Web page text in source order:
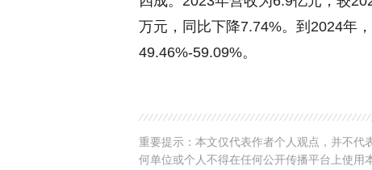
万元，同比下降7.74%。到2024年
49.46%-59.09%。
重要提示：本文仅代表作者个人观点，并不
何单位或个人不得在任何公开传播平台上使用